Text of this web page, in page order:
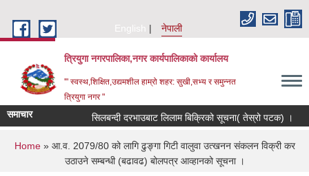
English
नेपाली
त्रियुगा नगरपालिका,नगर कार्यपालिकाको कार्यालय
'" स्वस्थ,शिक्षित,उद्यमशील हाम्रो शहर: सुखी,सभ्य र समुन्नत
त्रियुगा नगर "
समाचार सिलबन्दी दरभाउबाट लिलाम बिक्रिको सूचना( तेस्रो पटक) ।
You are here
Home» आ.व. 2079/80 को लागि ढुङ्गा गिटी वालुवा उत्खनन संकलन विक्री कर
उठाउने सम्बन्धी (बढावढ) बोलपत्र आव्हानको सूचना ।